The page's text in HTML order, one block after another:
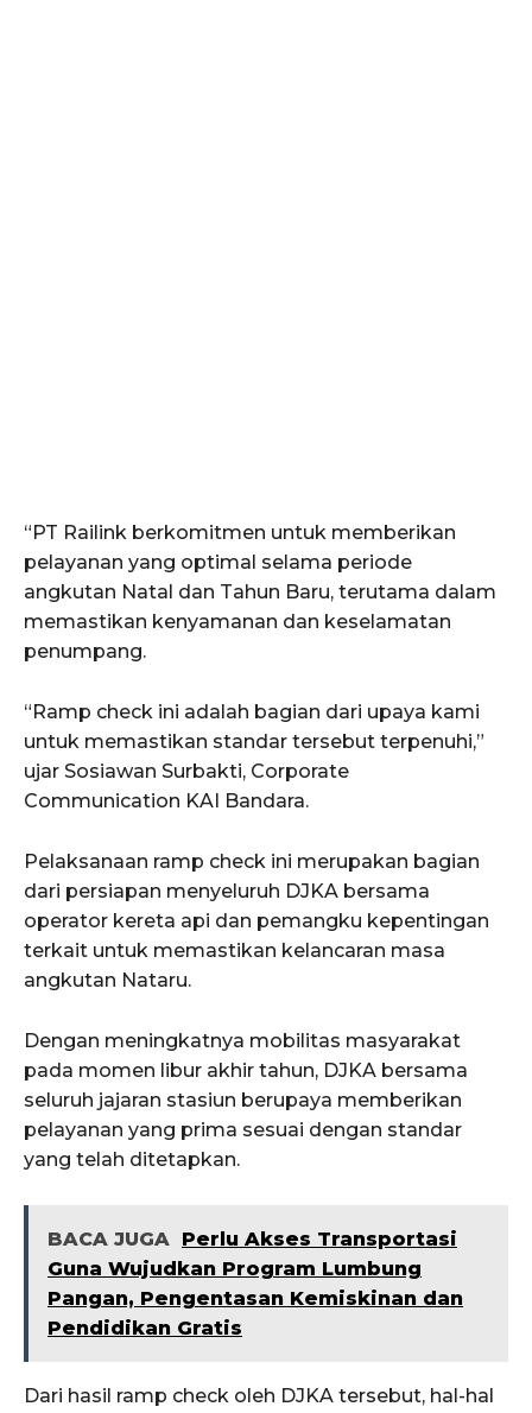
“PT Railink berkomitmen untuk memberikan
pelayanan yang optimal selama periode
angkutan Natal dan Tahun Baru, terutama dalam
memastikan kenyamanan dan keselamatan
penumpang.
“Ramp check ini adalah bagian dari upaya kami
untuk memastikan standar tersebut terpenuhi,”
ujar Sosiawan Surbakti, Corporate
Communication KAI Bandara.
Pelaksanaan ramp check ini merupakan bagian
dari persiapan menyeluruh DJKA bersama
operator kereta api dan pemangku kepentingan
terkait untuk memastikan kelancaran masa
angkutan Nataru.
Dengan meningkatnya mobilitas masyarakat
pada momen libur akhir tahun, DJKA bersama
seluruh jajaran stasiun berupaya memberikan
pelayanan yang prima sesuai dengan standar
yang telah ditetapkan.
BACA JUGA Perlu Akses Transportasi
Guna Wujudkan Program Lumbung
Pangan, Pengentasan Kemiskinan dan
Pendidikan Gratis
Dari hasil ramp check oleh DJKA tersebut, hal-hal